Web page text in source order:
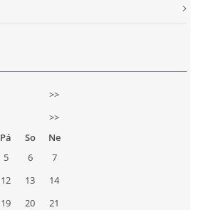
>>
>>
Pá So
Ne
5 6
7
12 13
14
19 20
21